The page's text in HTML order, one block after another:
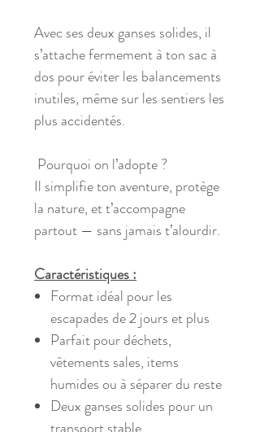
Avec ses deux ganses solides, il
s’attache fermement à ton sac à
dos pour éviter les balancements
inutiles, même sur les sentiers les
plus accidentés.
Pourquoi on l’adopte ?
Il simplifie ton aventure, protège
la nature, et t’accompagne
partout — sans jamais t’alourdir.
Caractéristiques :
Format idéal pour les
escapades de 2 jours et plus
Parfait pour déchets,
vêtements sales, items
humides ou à séparer du reste
Deux ganses solides pour un